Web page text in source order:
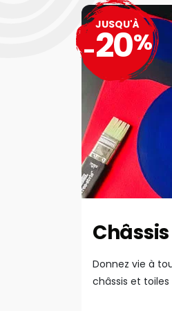
Donnez vie à
châssis et toiles
JUSQU'À
-20%